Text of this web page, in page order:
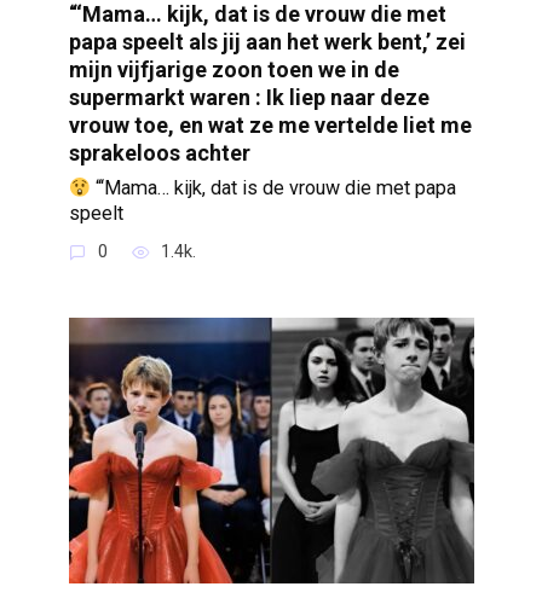
“‘Mama… kijk, dat is de vrouw die met
papa speelt als jij aan het werk bent,’ zei
mijn vijfjarige zoon toen we in de
supermarkt waren : Ik liep naar deze
vrouw toe, en wat ze me vertelde liet me
sprakeloos achter
“‘Mama… kijk, dat is de vrouw die met papa
speelt
0 1.4k.